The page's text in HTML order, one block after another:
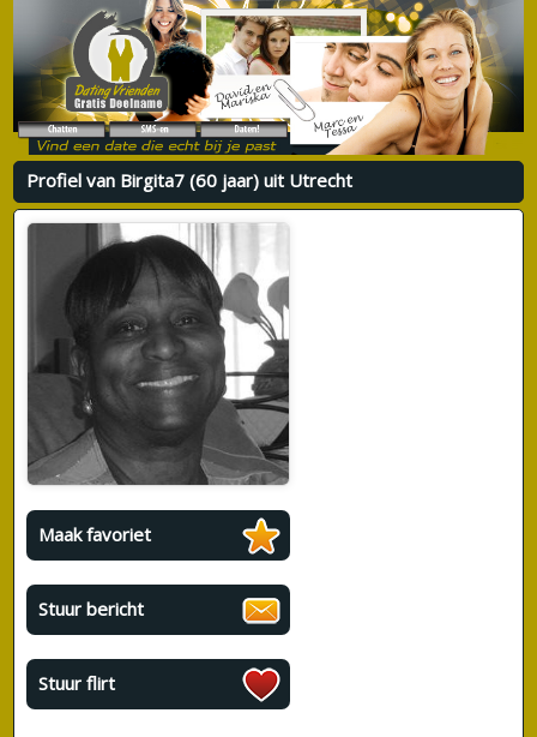
Profiel van Birgita7 (60 jaar) uit Utrecht
Maak favoriet
Stuur bericht
Stuur flirt